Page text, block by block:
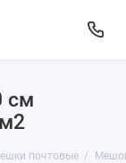
см
почтовые